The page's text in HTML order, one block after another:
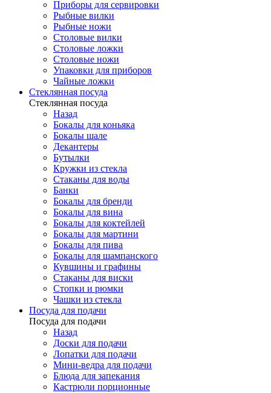
Приборы для сервировки
Рыбные вилки
Рыбные ножи
Столовые вилки
Столовые ложки
Столовые ножи
Упаковки для приборов
Чайные ложки
Стеклянная посуда
Стеклянная посуда
Назад
Бокалы для коньяка
Бокалы шале
Декантеры
Бутылки
Кружки из стекла
Стаканы для воды
Банки
Бокалы для бренди
Бокалы для вина
Бокалы для коктейлей
Бокалы для мартини
Бокалы для пива
Бокалы для шампанского
Кувшины и графины
Стаканы для виски
Стопки и рюмки
Чашки из стекла
Посуда для подачи
Посуда для подачи
Назад
Доски для подачи
Лопатки для подачи
Мини-ведра для подачи
Блюда для запекания
Кастрюли порционные